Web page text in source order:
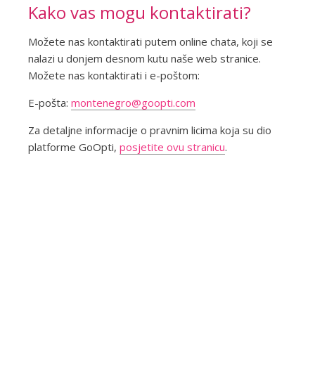
Kako vas mogu kontaktirati?
Možete nas kontaktirati putem online chata, koji se
nalazi u donjem desnom kutu naše web stranice.
Možete nas kontaktirati i e-poštom:
E-pošta: montenegro@goopti.com
Za detaljne informacije o pravnim licima koja su dio
platforme GoOpti, posjetite ovu stranicu.